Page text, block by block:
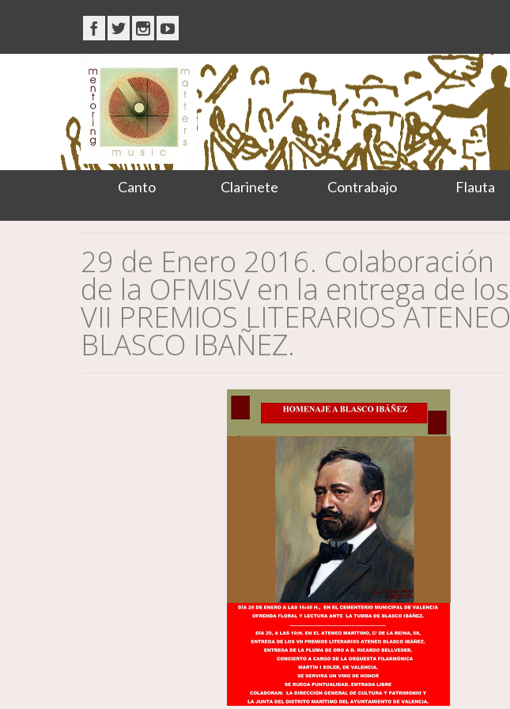
Canto Clarinete Contrabajo Flauta
29 de Enero 2016. Colaboración
de la OFMISV en la entrega de los
VII PREMIOS LITERARIOS ATENEO
BLASCO IBAÑEZ.